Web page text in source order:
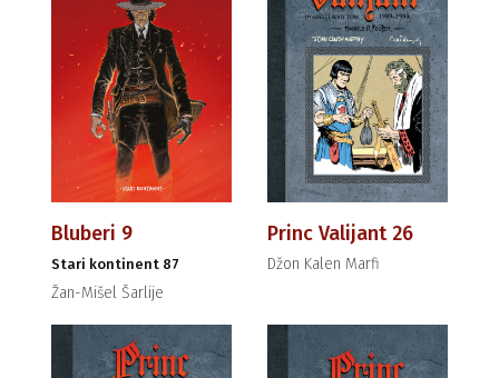
Bluberi 9
Stari kontinent 87
Žan-Mišel Šarlije
Princ Valijant 26
Džon Kalen Marfi